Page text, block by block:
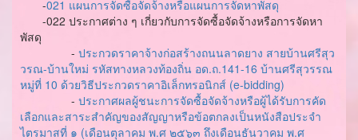
-021 แผนการจัดซื้อจัดจ้างหรือแผนการจัดหาพัสดุ
-022 ประกาศต่าง ๆ เกี่ยวกับการจัดซื้อจัดจ้างหรือการจัดหา
พัสดุ
- ประกวดราคาจ้างก่อสร้างถนนลาดยาง สายบ้านศรีสุว
วรณ-บ้านใหม่ รหัสทางหลวงท้องถิ่น อด.ถ.141-16 บ้านศรีสุวรรณ
หมู่ที่ 10 ด้วยวิธีประกวดราคาอิเล็กทรอนิกส์ (e-bidding)
- ประกาศผลผู้ชนะการจัดซื้อจัดจ้างหรือผู้ได้รับการคัด
เลือกและสาระสำคัญของสัญญาหรือข้อตกลงเป็นหนังสือประจำ
ไตรมาสที่ ๑ (เดือนตุลาคม พ.ศ ๒๕๖๓ ถึงเดือนธันวาคม พ.ศ